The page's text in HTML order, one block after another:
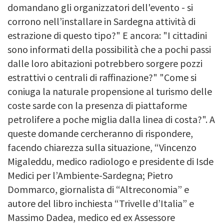
domandano gli organizzatori dell'evento - si
corrono nell’installare in Sardegna attività di
estrazione di questo tipo?" E ancora: "I cittadini
sono informati della possibilità che a pochi passi
dalle loro abitazioni potrebbero sorgere pozzi
estrattivi o centrali di raffinazione?" "Come si
coniuga la naturale propensione al turismo delle
coste sarde con la presenza di piattaforme
petrolifere a poche miglia dalla linea di costa?". A
queste domande cercheranno di rispondere,
facendo chiarezza sulla situazione, “Vincenzo
Migaleddu, medico radiologo e presidente di Isde
Medici per l’Ambiente-Sardegna; Pietro
Dommarco, giornalista di “Altreconomia” e
autore del libro inchiesta “Trivelle d’Italia” e
Massimo Dadea, medico ed ex Assessore